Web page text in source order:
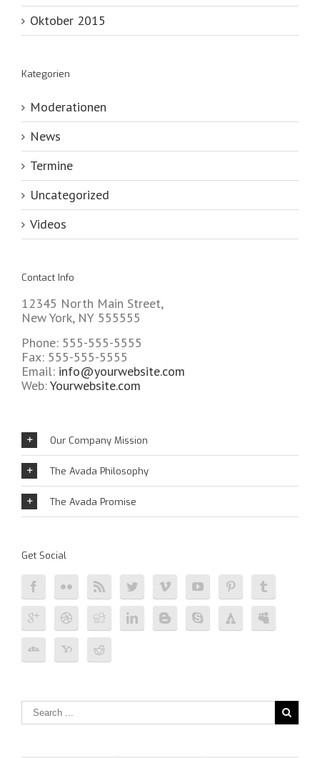
Oktober 2015
Kategorien
Moderationen
News
Termine
Uncategorized
Videos
Contact Info
12345 North Main Street,
New York, NY 555555
Phone: 555-555-5555
Fax: 555-555-5555
Email: info@yourwebsite.com
Web:Yourwebsite.com
Our Company Mission
The Avada Philosophy
The Avada Promise
Get Social